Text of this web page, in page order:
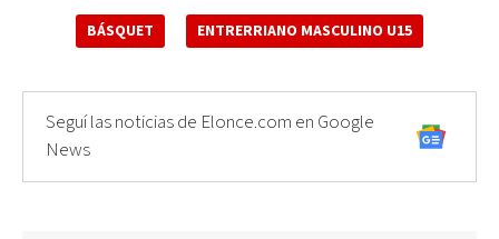
BÁSQUET ENTRERRIANO MASCULINO U15
Seguí las noticias de Elonce.com en Google
News